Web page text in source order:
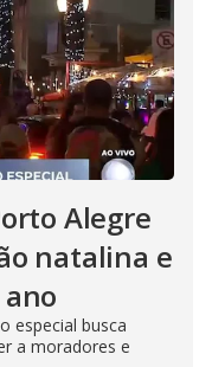
Alegre
natalina e
especial busca
a moradores e